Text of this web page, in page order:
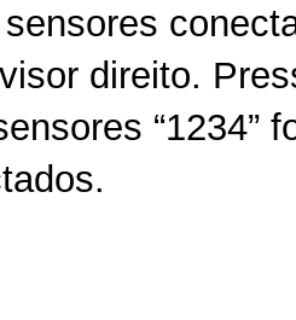
visor direito.
“1234”